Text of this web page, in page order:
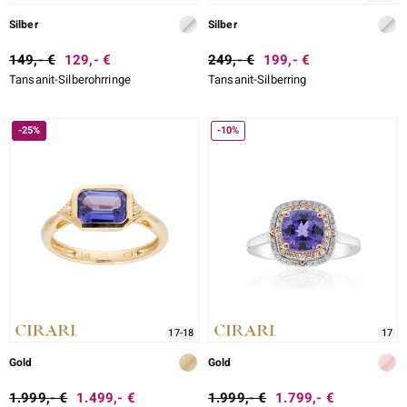
Silber
149,- € 129,- €
Tansanit-Silberohrringe
Silber
249,- € 199,- €
Tansanit-Silberring
-25%
17-18
Gold
1.999,- € 1.499,- €
-10%
17
Gold
1.999,- € 1.799,- €